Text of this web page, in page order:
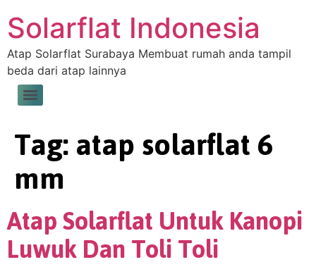
Solarflat Indonesia
Atap Solarflat Surabaya Membuat rumah anda tampil
beda dari atap lainnya
Tag:atap solarflat 6
mm
Atap Solarflat Untuk Kanopi
Luwuk Dan Toli Toli